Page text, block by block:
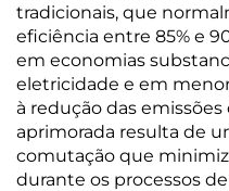
tradicionais, que
eficiência entre 85% e
em economias
eletricidade e em
à redução das
aprimorada resulta de
comutação que
durante os processos